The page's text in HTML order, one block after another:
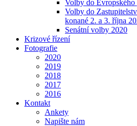
Volby do Evropského
Volby do
konané 2. a 3. října
Senátní volby 2020
Krizové řízení
Fotografie
2020
2019
2018
2017
2016
Kontakt
Ankety
Napište nám